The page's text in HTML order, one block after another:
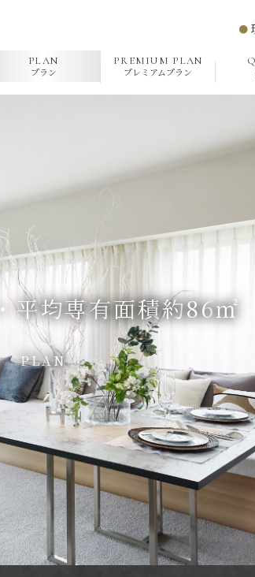
PLAN
プラン
PREMIUM PLAN
プレミアムプラン
・平均専有面積約86㎡
PLAN